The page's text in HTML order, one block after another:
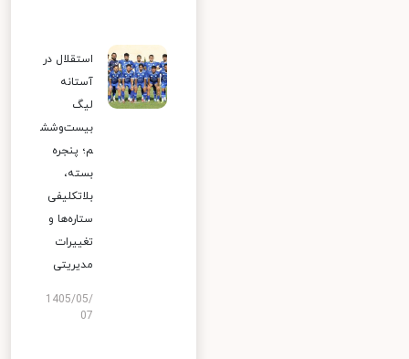
استقلال در
آستانه
لیگ
بیست‌وشش
م؛ پنجره
بسته،
بلاتکلیفی
ستاره‌ها و
تغییرات
مدیریتی
1405/05/
07